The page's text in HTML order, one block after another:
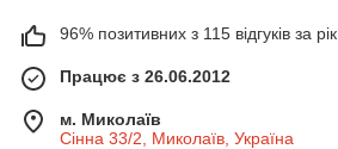
96% позитивних з 115 відгуків за рік
Працює з 26.06.2012
м. Миколаїв
Сінна 33/2, Миколаїв, Україна